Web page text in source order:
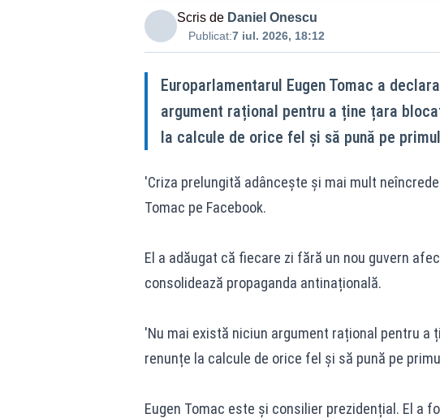
Scris de Daniel Onescu
Publicat:7 iul. 2026, 18:12
Europarlamentarul Eugen Tomac a
argument rațional pentru a ține țara
la calcule de orice fel și să pună pe
'Criza prelungită adâncește și mai mult
Tomac pe Facebook.
El a adăugat că fiecare zi fără un nou guvern
consolidează propaganda antinațională.
'Nu mai există niciun argument rațional pentru
renunțe la calcule de orice fel și să pună pe
Eugen Tomac este și consilier prezidențial. El a